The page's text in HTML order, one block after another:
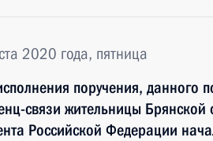
2020 года, пятница
поручения, данного
связи жительницы Брянской
Российской Федерации